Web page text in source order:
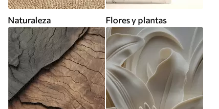
Naturaleza Flores y plantas